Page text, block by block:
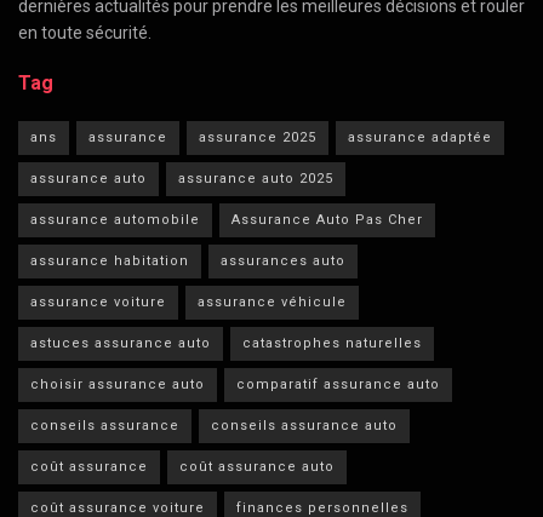
dernières actualités pour prendre les meilleures décisions et rouler
en toute sécurité.
Tag
ans assurance assurance 2025 assurance adaptée
assurance auto assurance auto 2025
assurance automobile Assurance Auto Pas Cher
assurance habitation assurances auto
assurance voiture assurance véhicule
astuces assurance auto catastrophes naturelles
choisir assurance auto comparatif assurance auto
conseils assurance conseils assurance auto
coût assurance coût assurance auto
coût assurance voiture finances personnelles